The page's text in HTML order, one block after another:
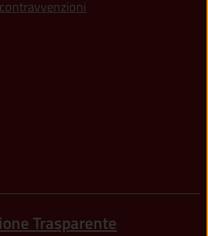
Trasparente